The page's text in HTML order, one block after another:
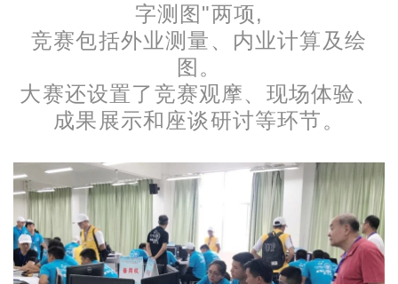
字测图"两项,
竞赛包括外业测量、内业计算及绘
图。
大赛还设置了竞赛观摩、现场体验、
成果展示和座谈研讨等环节。